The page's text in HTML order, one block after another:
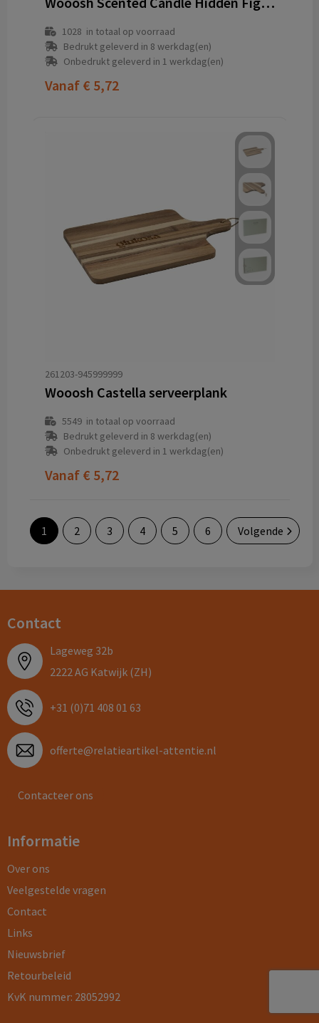
1028 in totaal op voorraad
Bedrukt geleverd in 8 werkdag(en)
Onbedrukt geleverd in 1 werkdag(en)
Vanaf € 5,72
261203-945999999
Wooosh Castella serveerplank
5549in totaal op voorraad
Bedrukt geleverd in 8 werkdag(en)
Onbedrukt geleverd in 1 werkdag(en)
Vanaf € 5,72
1 2 3 4 5 6 Volgende
Contact
Lageweg 32b
2222 AG Katwijk (ZH)
+31 (0)71 408 01 63
offerte@relatieartikel-attentie.nl
Contacteer ons
Informatie
Over ons
Veelgestelde vragen
Contact
Links
Nieuwsbrief
Retourbeleid
KvK nummer: 28052992